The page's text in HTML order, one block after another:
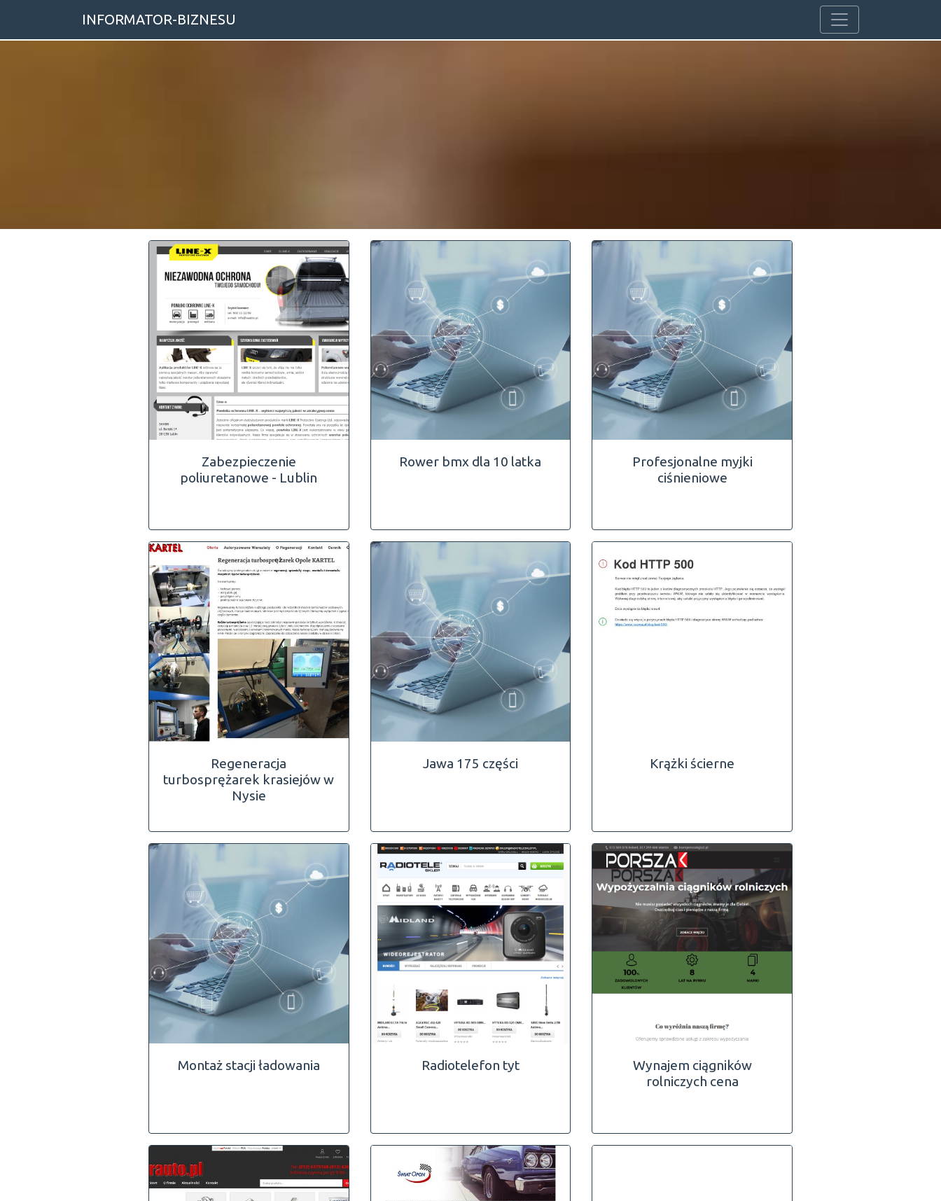
INFORMATOR-BIZNESU
Zabezpieczenie
poliuretanowe - Lublin
Rower bmx dla 10 latka
Profesjonalne myjki
ciśnieniowe
Regeneracja
turbosprężarek krasiejów w
Nysie
Jawa 175 części Krążki ścierne
Montaż stacji ładowania Radiotelefon tyt
Wynajem ciągników
rolniczych cena